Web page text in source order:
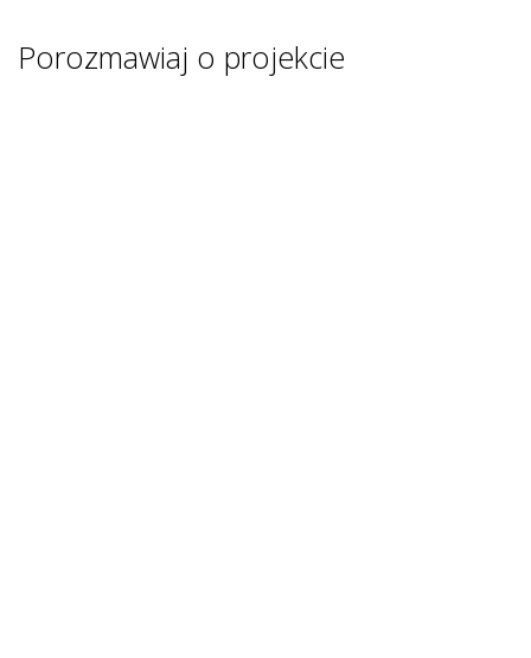
Porozmawiaj o projekcie